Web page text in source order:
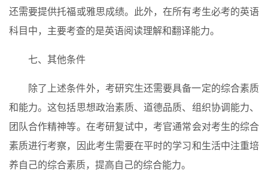
还需要提供托福或雅思成绩。此外，在所有考生必考的英语
科目中，主要考查的是英语阅读理解和翻译能力。
七、其他条件
除了上述条件外，考研究生还需要具备一定的综合素质
和能力。这包括思想政治素质、道德品质、组织协调能力、
团队合作精神等。在考研复试中，考官通常会对考生的综合
素质进行考察，因此考生需要在平时的学习和生活中注重培
养自己的综合素质，提高自己的综合能力。